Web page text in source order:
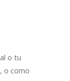
o tu
o como